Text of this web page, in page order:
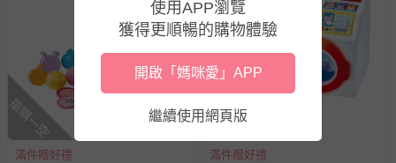
客製化商品（例如客製生日書、姓名貼等）。
報紙、期刊或雜誌（惟書籍如經拆封、使用，則酌收整
新費用）。
經消費者拆封之影音商品或電腦軟體（例如 DVD、CD
等）。
非以有形媒介提供之數位內容或一經提供即為完成之線
上服務，經消費者事先同意始提供（例如線上課程、遊
搶購一空
滿件贈好禮 滿件贈好禮
使用APP瀏覽
獲得更順暢的購物體驗
開啟「媽咪愛」APP
繼續使用網頁版